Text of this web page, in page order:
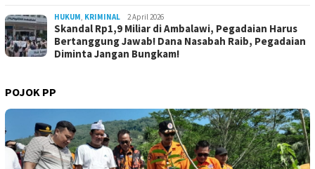
HUKUM, KRIMINAL 2 April 2026
Skandal Rp1,9 Miliar di Ambalawi, Pegadaian Harus
Bertanggung Jawab! Dana Nasabah Raib, Pegadaian
Diminta Jangan Bungkam!
POJOK PP